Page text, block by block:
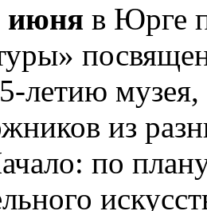
июня в Юрге
летию музея,
из
по